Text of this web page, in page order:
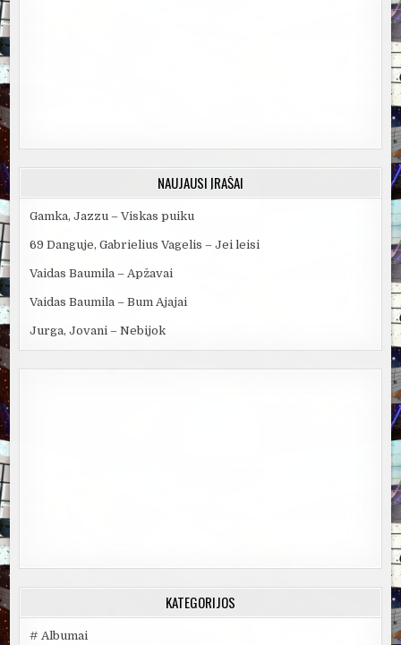
NAUJAUSI ĮRAŠAI
Gamka, Jazzu – Viskas puiku
69 Danguje, Gabrielius Vagelis – Jei leisi
Vaidas Baumila – Apžavai
Vaidas Baumila – Bum Ajajai
Jurga, Jovani – Nebijok
KATEGORIJOS
# Albumai